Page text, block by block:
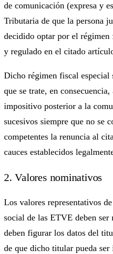
de comunicación (expresa y
Tributaria de que la persona
decidido optar por el
y regulado en el citado
Dicho régimen fiscal especial
que se trate, en
impositivo posterior a la
sucesivos siempre que no se
competentes la renuncia al
cauces establecidos
2. Valores nominativos
Los valores representativos
social de las ETVE deben
deben figurar los datos del
de que dicho titular pueda